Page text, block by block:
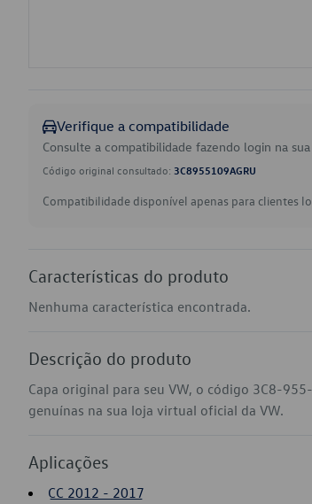
Verifique a compatibilidade
Consulte a compatibilidade fazendo login na
Código original consultado: 3C8955109AGRU
Compatibilidade disponível apenas para clientes
Características do produto
Nenhuma característica encontrada.
Descrição do produto
Capa original para seu VW, o código 3C8-
genuínas na sua loja virtual oficial da VW.
Aplicações
CC 2012 - 2017